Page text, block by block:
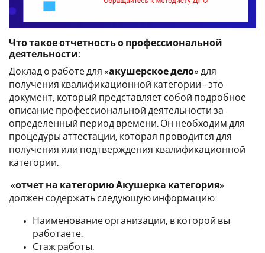
Что такое отчетность о профессиональной
деятельности:
Доклад о работе для «акушерское дело» для
получения квалификационной категории - это
документ, который представляет собой подробное
описание профессиональной деятельности за
определенный период времени. Он необходим для
процедуры аттестации, которая проводится для
получения или подтверждения квалификационной
категории.
«отчет на категорию Акушерка категория»
должен содержать следующую информацию:
Наименование организации, в которой вы
работаете.
Стаж работы.